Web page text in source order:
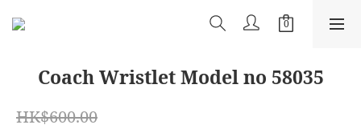
Coach Wristlet Model no 58035
HK$600.00